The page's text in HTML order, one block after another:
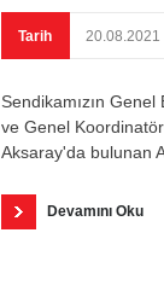
Tarih 20.08.2021
Sendikamızın Genel
ve Genel
Aksaray'da bulunan
Devamını Oku